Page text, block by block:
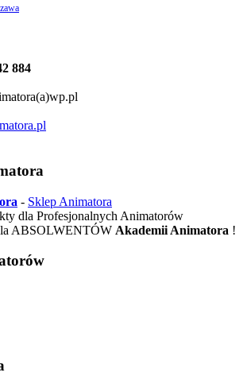
884
- Sklep Animatora
dla Profesjonalnych Animatorów
ABSOLWENTÓW Akademii Animatora !